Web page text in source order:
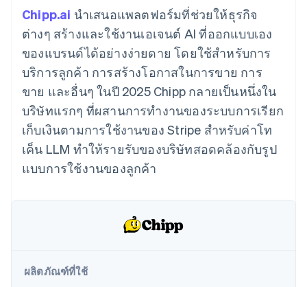
Boost
ยกระดับการ
ยอมรับการ
ชำระเงิน
Link
การชำระเงินที่
รวดเร็วขึ้น
Recognition
ระบบ
อัตโนมัติ
สำหรับการ
ทำบัญชี
Stripe
Sigma
รายงานที่
Data
Pipeline
ข้อมูล
การป้องกันการฉ้อโกง
ตามอุตสาหกรรม
บริษัท AI
แวดวงครีเอเตอร์
เกม
การบริการ การเดินทาง
และสันทนาการ
ประกันภัย
สื่อและความบันเทิง
องค์กรไม่แสวงผลกำไร
ภาครัฐ
ธุรกิจค้าปลีก
ออกบัตรที่มีสเตเบิลคอยน์
รองรับอยู่
จัดเตรียมและจัดการ
บริการด้วยเอเจนต์
แหล่งข้อมูล
การเชื่อมต่อการทำงาน
แอป
ตัวอย่างโค้ด
บล็อกของนักพัฒนา
สถานะ API
การประชุมประจำปีแบบ
เซสชัน
ตำแหน่งงาน
ห้องข่าว
Stripe Press
การติดต่อ
ติดต่อฝ่ายขาย
สมัครเป็นพาร์ทเนอร์
Chipp.ai นำเสนอแพลตฟอร์มที่ช่วยให้ธุรกิจ
ต่างๆ สร้างและใช้งานเอเจนต์ AI ที่ออกแบบเอง
ของแบรนด์ได้อย่างง่ายดาย โดยใช้สำหรับการ
บริการลูกค้า การสร้างโอกาสในการขาย การ
ขาย และอื่นๆ ในปี 2025 Chipp กลายเป็นหนึ่งใน
บริษัทแรกๆ ที่ผสานการทำงานของระบบการเรียก
เก็บเงินตามการใช้งานของ Stripe สำหรับค่าโท
เค็น LLM ทำให้รายรับของบริษัทสอดคล้องกับรูป
แบบการใช้งานของลูกค้า
ผลิตภัณฑ์ที่ใช้